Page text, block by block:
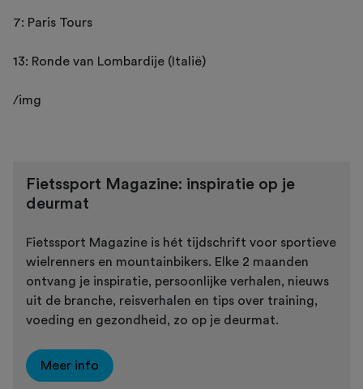
7: Paris Tours
13: Ronde van Lombardije (Italië)
/img
Fietssport Magazine: inspiratie op je
deurmat
Fietssport Magazine is hét tijdschrift voor sportieve
wielrenners en mountainbikers. Elke 2 maanden
ontvang je inspiratie, persoonlijke verhalen, nieuws
uit de branche, reisverhalen en tips over training,
voeding en gezondheid, zo op je deurmat.
Meer info